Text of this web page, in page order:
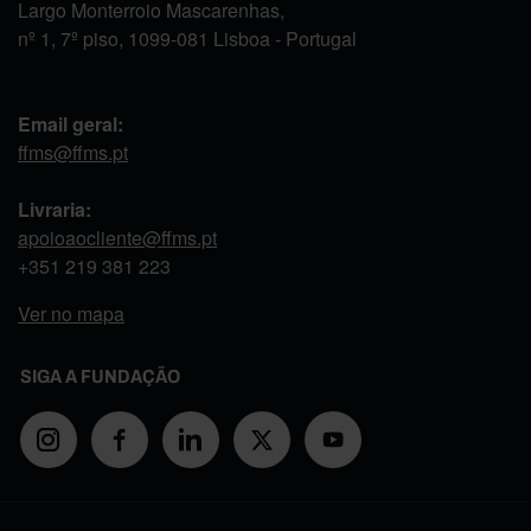
Largo Monterroio Mascarenhas,
nº 1, 7º piso, 1099-081 Lisboa - Portugal
Email geral:
ffms@ffms.pt
Livraria:
apoioaocliente@ffms.pt
+351 219 381 223
Ver no mapa
SIGA A FUNDAÇÃO